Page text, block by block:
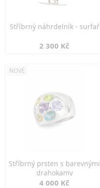
Stříbrný náhrdelník - surfař
2 300 Kč
NOVÉ
Stříbrný prsten s barevnými
drahokamy
4 000 Kč